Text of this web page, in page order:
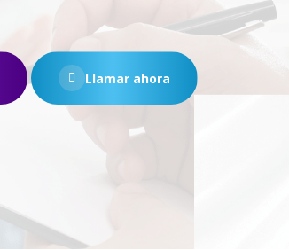
Llamar ahora